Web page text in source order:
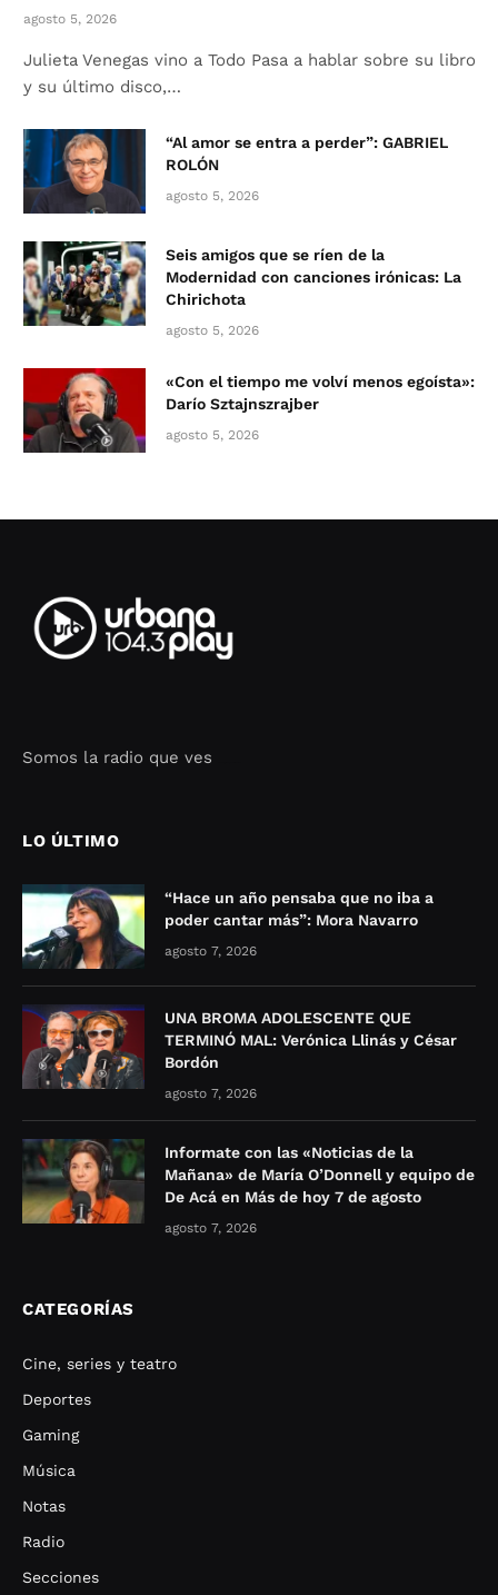
agosto 5, 2026
Julieta Venegas vino a Todo Pasa a hablar sobre su libro
y su último disco,…
“Al amor se entra a perder”: GABRIEL
ROLÓN
agosto 5, 2026
Seis amigos que se ríen de la
Modernidad con canciones irónicas: La
Chirichota
agosto 5, 2026
«Con el tiempo me volví menos egoísta»:
Darío Sztajnszrajber
agosto 5, 2026
Somos la radio que ves
LO ÚLTIMO
“Hace un año pensaba que no iba a
poder cantar más”: Mora Navarro
agosto 7, 2026
UNA BROMA ADOLESCENTE QUE
TERMINÓ MAL: Verónica Llinás y César
Bordón
agosto 7, 2026
Informate con las «Noticias de la
Mañana» de María O’Donnell y equipo de
De Acá en Más de hoy 7 de agosto
agosto 7, 2026
CATEGORÍAS
Cine, series y teatro
Deportes
Gaming
Música
Notas
Radio
Secciones